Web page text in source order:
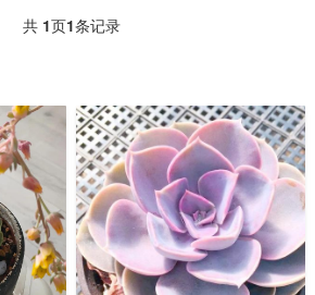
共 1页1条记录